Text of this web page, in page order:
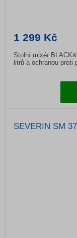
1 299 Kč
Stolní mixér
litrů a ochranou proti
SEVERIN SM